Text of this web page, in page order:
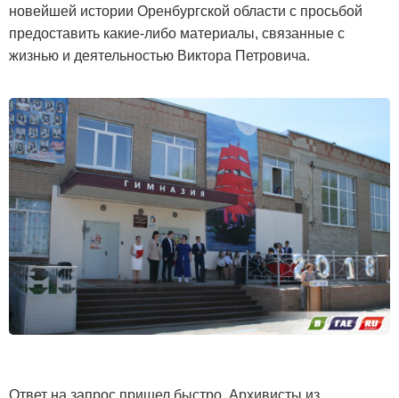
новейшей истории Оренбургской области с просьбой
предоставить какие-либо материалы, связанные с
жизнью и деятельностью Виктора Петровича.
Ответ на запрос пришел быстро. Архивисты из